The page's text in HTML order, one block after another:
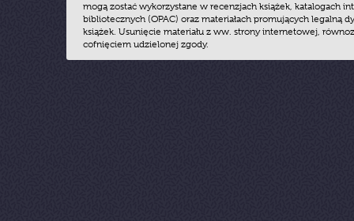
mogą zostać wykorzystane w recenzjach książek, katalogach
bibliotecznych (OPAC) oraz materiałach promujących legalną
książek. Usunięcie materiału z ww. strony internetowej,
cofnięciem udzielonej zgody.